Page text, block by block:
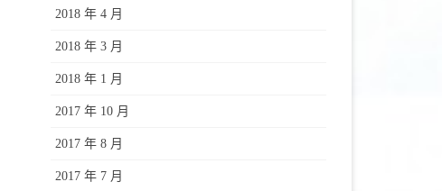
2018 年 4 月
2018 年 3 月
2018 年 1 月
2017 年 10 月
2017 年 8 月
2017 年 7 月